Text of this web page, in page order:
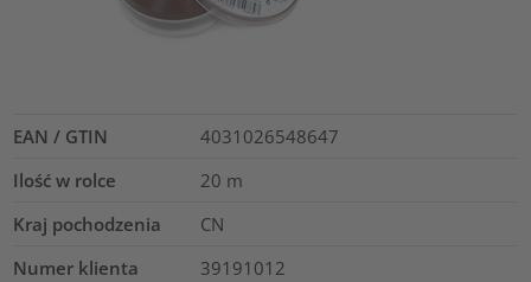
EAN / GTIN
4031026548647
Ilość w rolce
20 m
Kraj pochodzenia
CN
Numer klienta
39191012